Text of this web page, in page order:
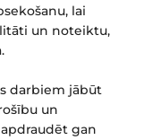
lai
un noteiktu,
darbiem jābūt
un
gan